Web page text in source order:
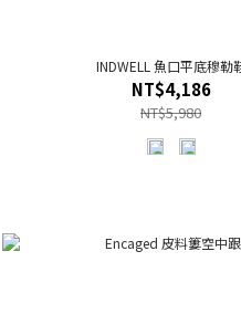
INDWELL 魚口平底穆勒
NT$4,186
NT$5,980